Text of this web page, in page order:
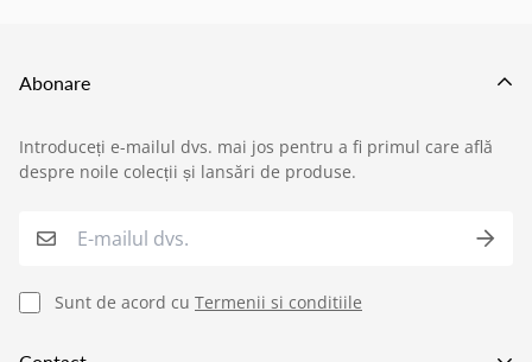
Această politică reglementează modul în care
produsele comandate de pe site-ul nostru sunt livrate
O.U.G. nr. 34/2014 privind drepturile
consumatorilor în cadrul contractelor încheiate cu
profesioniștii
Abonare
Introduceți e-mailul dvs. mai jos pentru a fi primul care află
despre noile colecții și lansări de produse.
Sunt de acord cu Termenii si conditiile